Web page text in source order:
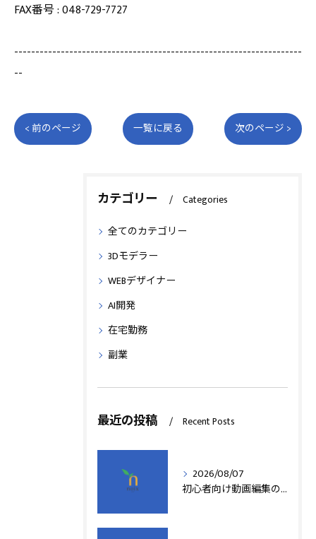
FAX番号 : 048-729-7727
--------------------------------------------------------------------
--
< 前のページ 一覧に戻る 次のページ >
カテゴリー Categories
全てのカテゴリー
3Dモデラー
WEBデザイナー
AI開発
在宅勤務
副業
最近の投稿 Recent Posts
2026/08/07
初心者向け動画編集の簡単テクニック